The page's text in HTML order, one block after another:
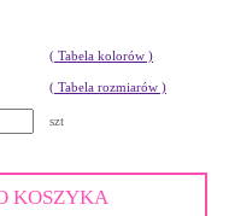
( Tabela kolorów )
( Tabela rozmiarów )
szt
KOSZYKA